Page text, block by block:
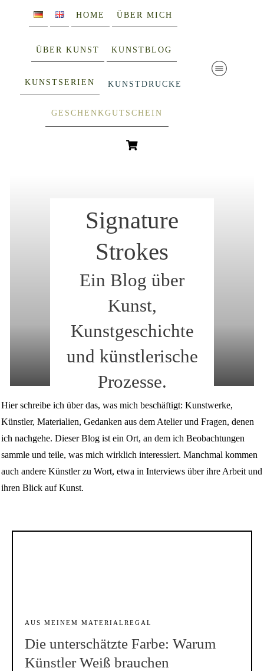
HOME ÜBER MICH
ÜBER KUNST KUNSTBLOG
KUNSTSERIEN KUNSTDRUCKE
GESCHENKGUTSCHEIN
Signature
Strokes
Ein Blog über
Kunst,
Kunstgeschichte
und künstlerische
Prozesse.
Hier schreibe ich über das, was mich beschäftigt: Kunstwerke,
Künstler, Materialien, Gedanken aus dem Atelier und Fragen, denen
ich nachgehe. Dieser Blog ist ein Ort, an dem ich Beobachtungen
sammle und teile, was mich wirklich interessiert. Manchmal kommen
auch andere Künstler zu Wort, etwa in Interviews über ihre Arbeit und
ihren Blick auf Kunst.
AUS MEINEM MATERIALREGAL
Die unterschätzte Farbe: Warum
Künstler Weiß brauchen